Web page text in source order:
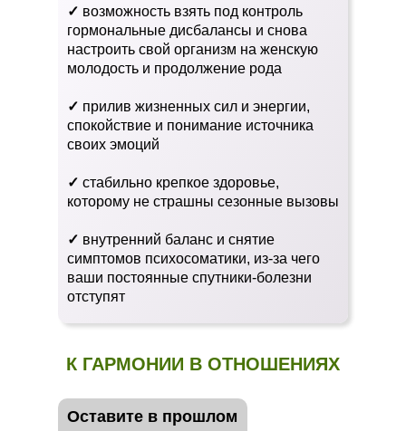
✓ возможность взять под контроль
гормональные дисбалансы и снова
настроить свой организм на женскую
молодость и продолжение рода
✓ прилив жизненных сил и энергии,
спокойствие и понимание источника
своих эмоций
✓ стабильно крепкое здоровье,
которому не страшны сезонные вызовы
✓ внутренний баланс и снятие
симптомов психосоматики, из-за чего
ваши постоянные спутники-болезни
отступят
Оставите в прошлом
К ГАРМОНИИ В ОТНОШЕНИЯХ